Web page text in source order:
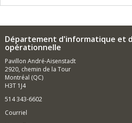
Département d'informatique et
opérationnelle
Pavillon André-Aisenstadt
2920, chemin de la Tour
Montréal (QC)
H3T 1J4
514 343-6602
Courriel